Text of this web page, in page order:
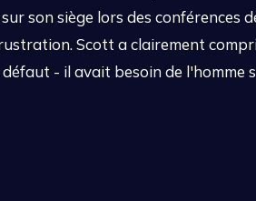
son siège lors des conférences
Scott a clairement
- il avait besoin de l'homme